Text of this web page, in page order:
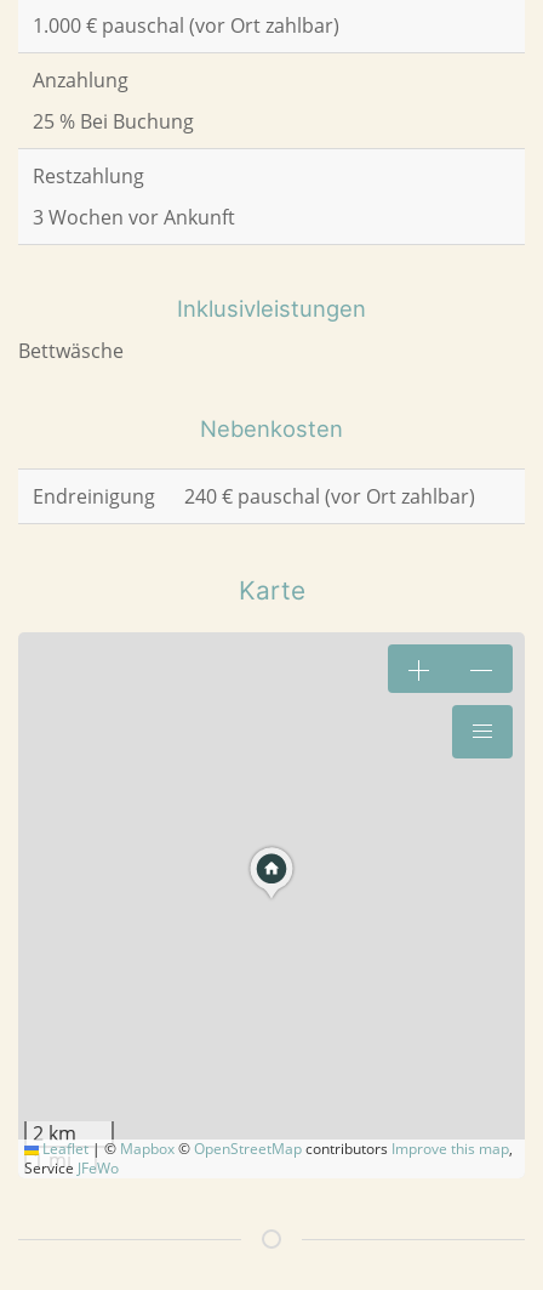
1.000 € pauschal (vor Ort zahlbar)
Anzahlung
25 % Bei Buchung
Restzahlung
3 Wochen vor Ankunft
Inklusivleistungen
Bettwäsche
Nebenkosten
Endreinigung 240 € pauschal (vor Ort zahlbar)
Karte
2 km
1 mi
Leaflet|© Mapbox©OpenStreetMapcontributors Improve this map,
Service JFeWo